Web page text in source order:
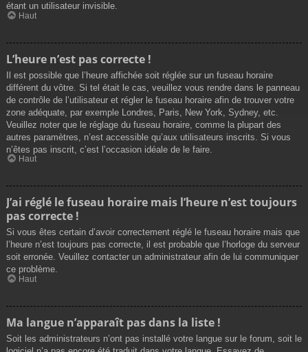
étant un utilisateur invisible.
Haut
L’heure n’est pas correcte !
Il est possible que l’heure affichée soit réglée sur un fuseau horaire
différent du vôtre. Si tel était le cas, veuillez vous rendre dans le panneau
de contrôle de l’utilisateur et régler le fuseau horaire afin de trouver votre
zone adéquate, par exemple Londres, Paris, New York, Sydney, etc.
Veuillez noter que le réglage du fuseau horaire, comme la plupart des
autres paramètres, n’est accessible qu’aux utilisateurs inscrits. Si vous
n’êtes pas inscrit, c’est l’occasion idéale de le faire.
Haut
J’ai réglé le fuseau horaire mais l’heure n’est toujours
pas correcte !
Si vous êtes certain d’avoir correctement réglé le fuseau horaire mais que
l’heure n’est toujours pas correcte, il est probable que l’horloge du serveur
soit erronée. Veuillez contacter un administrateur afin de lui communiquer
ce problème.
Haut
Ma langue n’apparaît pas dans la liste !
Soit les administrateurs n’ont pas installé votre langue sur le forum, soit le